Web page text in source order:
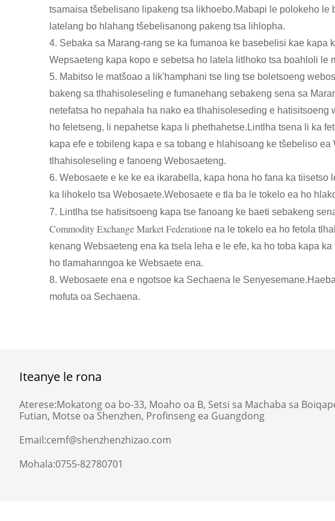
tsamaisa tšebelisano lipakeng tsa likhoebo.Mabapi le polokeho le
latelang bo hlahang tšebelisanong pakeng tsa lihlopha.
4. Sebaka sa Marang-rang se ka fumanoa ke basebelisi kae
Wepsaeteng kapa kopo e sebetsa ho latela litlhoko tsa boahloli le
5. Mabitso le matšoao a lik'hamphani tse ling tse boletsoeng
bakeng sa tlhahisoleseling e fumanehang sebakeng sena sa
netefatsa ho nepahala ha nako ea tlhahisoleseding e
ho feletseng, li nepahetse kapa li phethahetse.Lintlha tsena li ka
kapa efe e tobileng kapa e sa tobang e hlahisoang ke tšebeliso
tlhahisoleseling e fanoeng Webosaeteng.
6. Webosaete e ke ke ea ikarabella, kapa hona ho fana ka
ka lihokelo tsa Webosaete.Webosaete e tla ba le tokelo ea ho
7. Lintlha tse hatisitsoeng kapa tse fanoang ke baeti sebakeng
Commodity Exchange Market Federatione na le tokelo ea ho fetola
kenang Websaeteng ena ka tsela leha e le efe, ka ho toba kapa
ho tlamahanngoa ke Websaete ena.
8. Webosaete ena e ngotsoe ka Sechaena le
mofuta oa Sechaena.
Iteanye le rona
Aterese:Mokatong oa bo-33, Moaho oa B, Setsi sa Machaba sa
Futian, Motse oa Shenzhen, Profinseng ea Guangdong
Email:cemf@shenzhenzhizao.com
Mohala:0755-82780701